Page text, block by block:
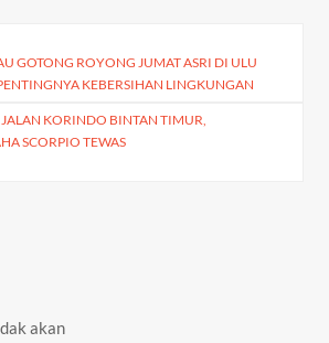
GOTONG ROYONG JUMAT ASRI DI ULU
KEBERSIHAN LINGKUNGAN
KORINDO BINTAN TIMUR,
SCORPIO TEWAS
akan